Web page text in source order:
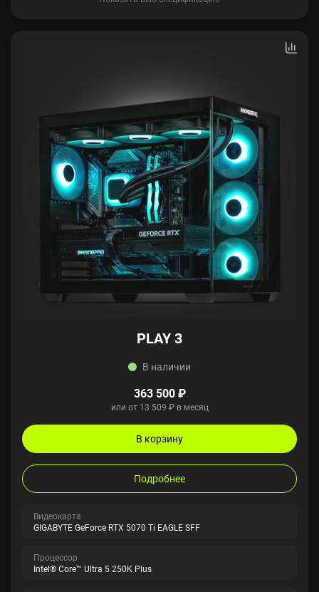
PLAY 3
В наличии
363 500 ₽
или от 13 509 ₽ в месяц
В корзину
Подробнее
Видеокарта
GIGABYTE GeForce RTX 5070 Ti EAGLE SFF
Процессор
Intel® Core™ Ultra 5 250K Plus